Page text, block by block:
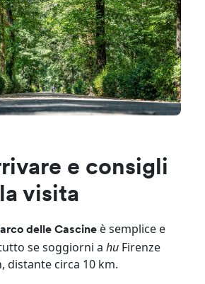
e consigli
visita
delle Cascine è semplice e
se soggiorni ahu Firenze
distante circa 10 km.